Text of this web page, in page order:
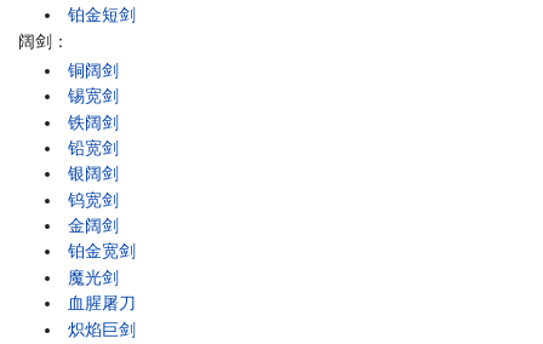
铂金短剑
阔剑：
铜阔剑
锡宽剑
铁阔剑
铅宽剑
银阔剑
钨宽剑
金阔剑
铂金宽剑
魔光剑
血腥屠刀
炽焰巨剑